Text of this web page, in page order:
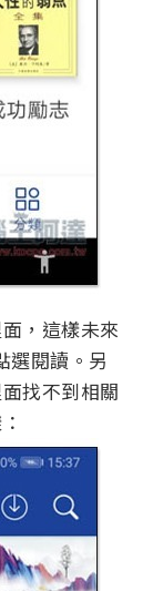
，這樣未來
選閱讀。另
找不到相關